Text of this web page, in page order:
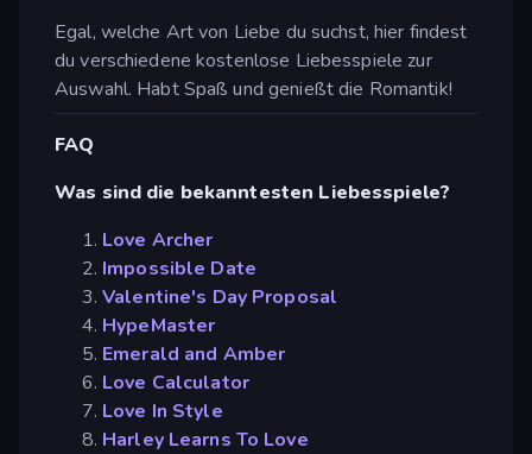
Egal, welche Art von Liebe du suchst, hier findest
du verschiedene kostenlose Liebesspiele zur
Auswahl. Habt Spaß und genießt die Romantik!
FAQ
Was sind die bekanntesten Liebesspiele?
Love Archer
Impossible Date
Valentine's Day Proposal
HypeMaster
Emerald and Amber
Love Calculator
Love In Style
Harley Learns To Love